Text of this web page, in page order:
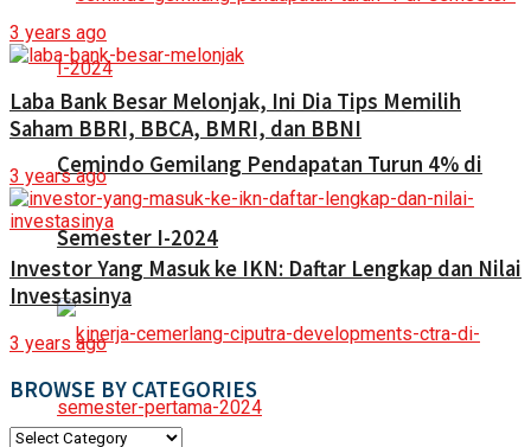
Cemindo Gemilang Pendapatan Turun 4% di
Semester I-2024
3 years ago
Laba Bank Besar Melonjak, Ini Dia Tips Memilih
Saham BBRI, BBCA, BMRI, dan BBNI
3 years ago
Investor Yang Masuk ke IKN: Daftar Lengkap dan Nilai
Investasinya
3 years ago
BROWSE BY CATEGORIES
BROWSE